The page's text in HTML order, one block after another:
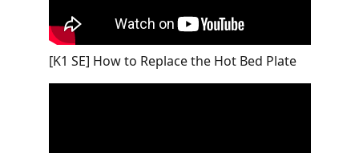
[K1 SE] How to Replace the Hot Bed Plate